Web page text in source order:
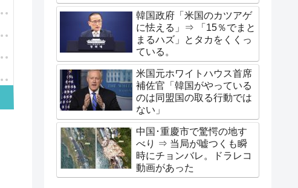
韓国政府「米国のカツアゲ
に怯える」⇒ 「15％でまと
まるハズ」とタカをくくっ
ている。
米国元ホワイトハウス首席
補佐官「韓国がやっている
のは同盟国の取る行動では
ない」
中国･重慶市で驚愕の地す
べり ⇒ 当局が嘘つくも瞬
時にチョンバレ。ドラレコ
動画があった